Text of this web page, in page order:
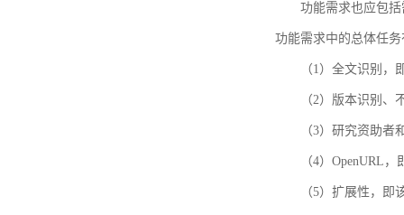
功能需求也应包括
功能需求中的总体任
（1）全文识别
（2）版本识别、
（3）研究资助者
（4）OpenURL
（5）扩展性，